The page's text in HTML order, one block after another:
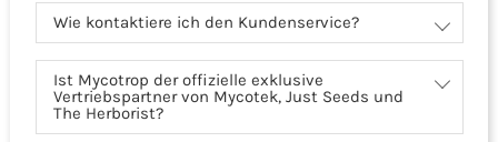
Wie kontaktiere ich den Kundenservice?
Ist Mycotrop der offizielle exklusive
Vertriebspartner von Mycotek, Just Seeds und
The Herborist?